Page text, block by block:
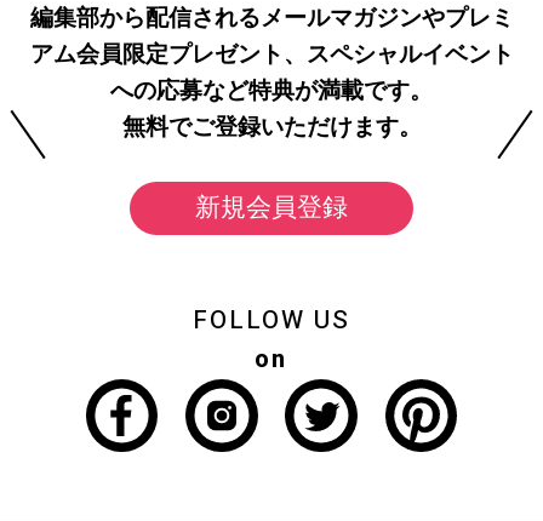
編集部から配信されるメールマガジンやプレミ
アム会員限定プレゼント、スペシャルイベント
への応募など特典が満載です。
無料でご登録いただけます。
新規会員登録
FOLLOW US
on